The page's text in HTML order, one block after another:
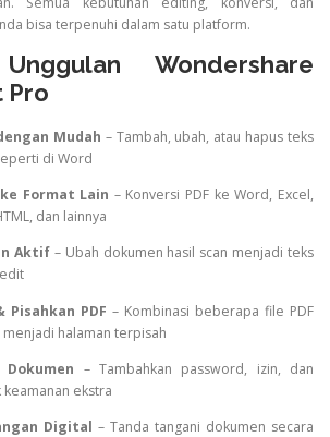
bisa terpenuhi dalam satu platform.
Wondershare
Pro
Mudah – Tambah, ubah, atau hapus teks
di Word
Format Lain – Konversi PDF ke Word, Excel,
dan lainnya
Aktif – Ubah dokumen hasil scan menjadi teks
Pisahkan PDF – Kombinasi beberapa file PDF
menjadi halaman terpisah
– Tambahkan password, izin, dan
ekstra
Digital – Tanda tangani dokumen secara